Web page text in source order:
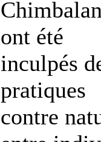
ont été
inculpés
pratiques
contre